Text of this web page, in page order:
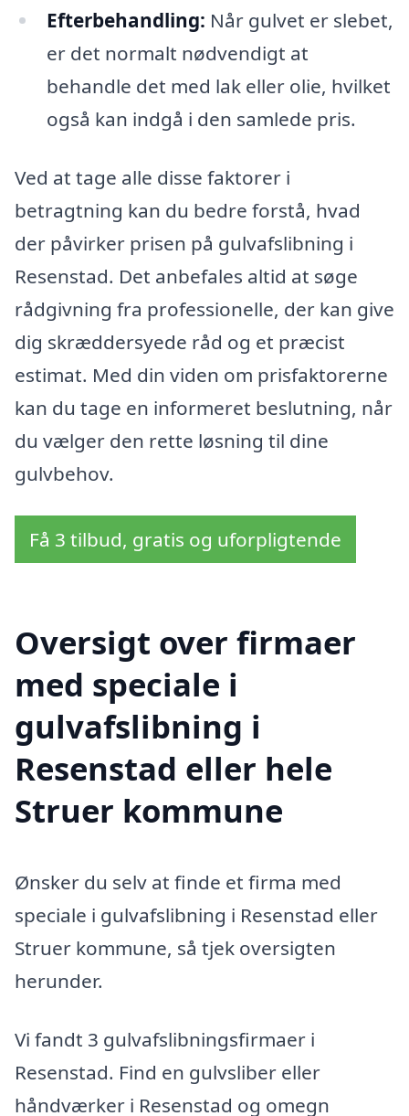
Efterbehandling: Når gulvet er slebet,
er det normalt nødvendigt at
behandle det med lak eller olie, hvilket
også kan indgå i den samlede pris.
Ved at tage alle disse faktorer i
betragtning kan du bedre forstå, hvad
der påvirker prisen på gulvafslibning i
Resenstad. Det anbefales altid at søge
rådgivning fra professionelle, der kan give
dig skræddersyede råd og et præcist
estimat. Med din viden om prisfaktorerne
kan du tage en informeret beslutning, når
du vælger den rette løsning til dine
gulvbehov.
Få 3 tilbud, gratis og uforpligtende
Oversigt over firmaer
med speciale i
gulvafslibning i
Resenstad eller hele
Struer kommune
Ønsker du selv at finde et firma med
speciale i gulvafslibning i Resenstad eller
Struer kommune, så tjek oversigten
herunder.
Vi fandt 3 gulvafslibningsfirmaer i
Resenstad. Find en gulvsliber eller
håndværker i Resenstad og omegn